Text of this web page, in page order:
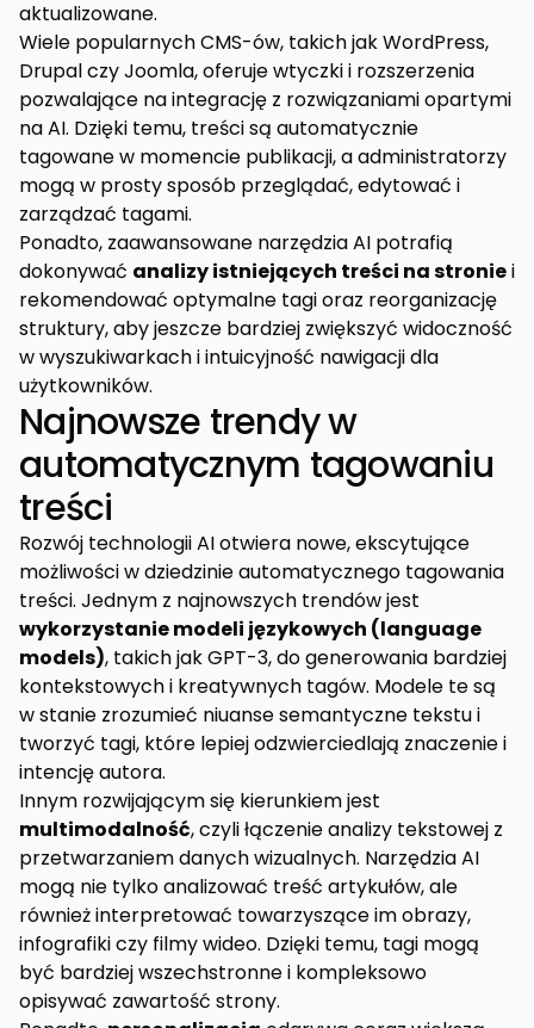
aktualizowane.
Wiele popularnych CMS-ów, takich jak WordPress,
Drupal czy Joomla, oferuje wtyczki i rozszerzenia
pozwalające na integrację z rozwiązaniami opartymi
na AI. Dzięki temu, treści są automatycznie
tagowane w momencie publikacji, a administratorzy
mogą w prosty sposób przeglądać, edytować i
zarządzać tagami.
Ponadto, zaawansowane narzędzia AI potrafią
dokonywać analizy istniejących treści na stroniei
rekomendować optymalne tagi oraz reorganizację
struktury, aby jeszcze bardziej zwiększyć widoczność
w wyszukiwarkach i intuicyjność nawigacji dla
użytkowników.
Najnowsze trendy w
automatycznym tagowaniu
treści
Rozwój technologii AI otwiera nowe, ekscytujące
możliwości w dziedzinie automatycznego tagowania
treści. Jednym z najnowszych trendów jest
wykorzystanie modeli językowych (language
models), takich jak GPT-3, do generowania bardziej
kontekstowych i kreatywnych tagów. Modele te są
w stanie zrozumieć niuanse semantyczne tekstu i
tworzyć tagi, które lepiej odzwierciedlają znaczenie i
intencję autora.
Innym rozwijającym się kierunkiem jest
multimodalność, czyli łączenie analizy tekstowej z
przetwarzaniem danych wizualnych. Narzędzia AI
mogą nie tylko analizować treść artykułów, ale
również interpretować towarzyszące im obrazy,
infografiki czy filmy wideo. Dzięki temu, tagi mogą
być bardziej wszechstronne i kompleksowo
opisywać zawartość strony.